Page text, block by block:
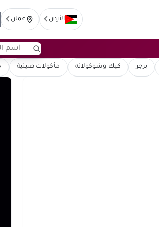
الأردن عمان
برجر كيك وشوكولاته مأكولات صينية